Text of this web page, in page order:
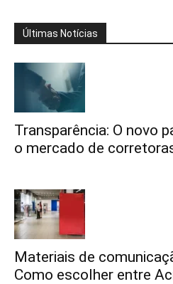
Últimas Notícias
Transparência: O novo
o mercado de
Materiais de
Como escolher entre